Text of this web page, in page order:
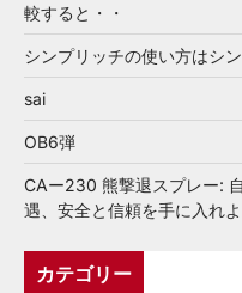
較すると・・
シンプリッチの使い方はシ
sai
OB6弾
CAー230 熊撃退スプレー:
遇、安全と信頼を手に入れよ
カテゴリー